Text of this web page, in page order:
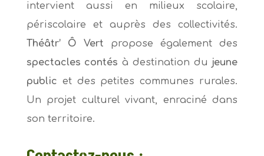
intervient aussi en milieux scolaire,
périscolaire et auprès des collectivités.
Théâtr’ Ô Vert propose également des
spectacles contés à destination du jeune
public et des petites communes rurales.
Un projet culturel vivant, enraciné dans
son territoire.